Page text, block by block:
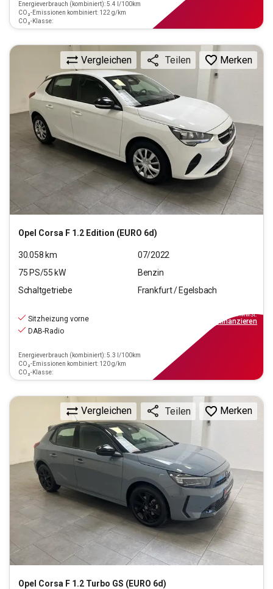
Energieverbrauch (kombiniert): 5.4 l/100km
CO₂-Emissionen kombiniert: 122 g/km
CO₂-Klasse:
Opel Corsa F 1.2 Edition (EURO 6d)
Vergleichen Teilen Merken
30.058 km
07/2022
75 PS/55 kW
Benzin
Schaltgetriebe
Frankfurt / Egelsbach
Sitzheizung vorne
DAB-Radio
Energieverbrauch (kombiniert): 5.3 l/100km
CO₂-Emissionen kombiniert: 120 g/km
CO₂-Klasse:
inkl.MwSt.
finanzieren
Opel Corsa F 1.2 Turbo GS (EURO 6d)
Vergleichen Teilen Merken